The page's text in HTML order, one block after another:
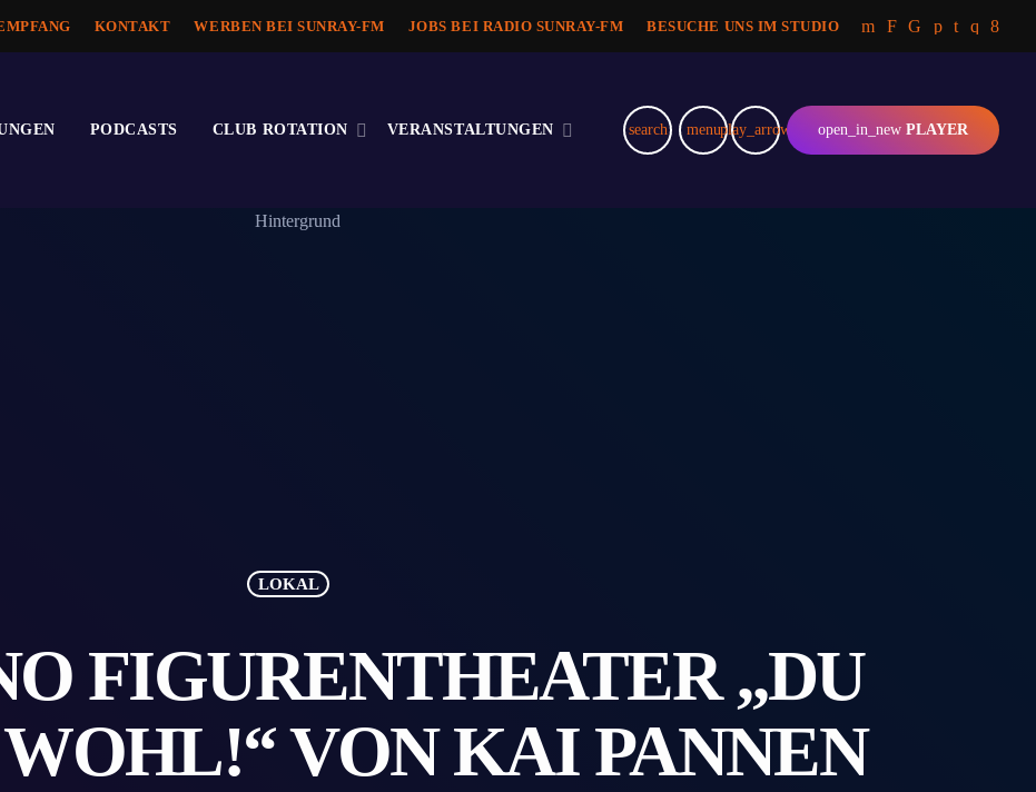
KONTAKT WERBEN BEI SUNRAY-FM JOBS BEI RADIO SUNRAY-FM BESUCHE UNS IM STUDIO
PODCASTS CLUB ROTATION VERANSTALTUNGEN search menuplay_arrow open_in_new PLAYER
LOKAL
FIGURENTHEATER „DU
VON KAI PANNEN